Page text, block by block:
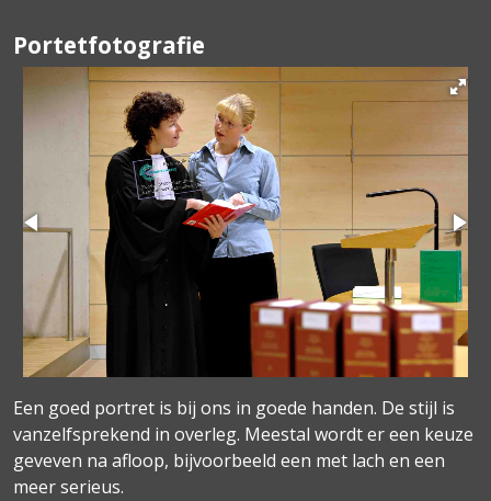
Portetfotografie
Een goed portret is bij ons in goede handen. De stijl is
vanzelfsprekend in overleg. Meestal wordt er een keuze
geveven na afloop, bijvoorbeeld een met lach en een
meer serieus.